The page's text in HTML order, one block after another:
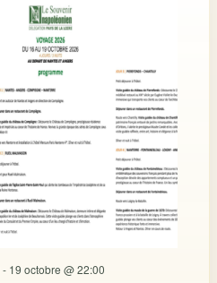
- 19 octobre @ 22:00